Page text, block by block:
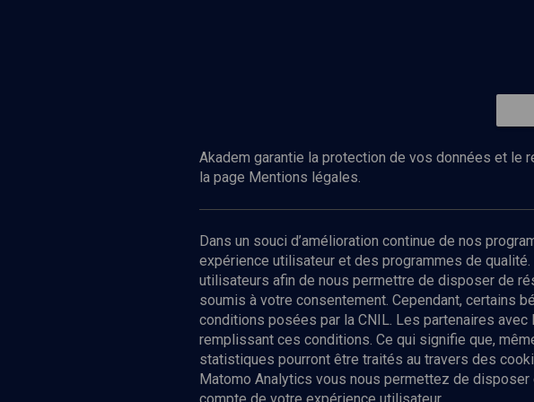
Abonnez-
Akadem garantie la protection de vos données et le
la page Mentions légales.
Dans un souci d’amélioration continue de nos
expérience utilisateur et des programmes de
utilisateurs afin de nous permettre de disposer de
soumis à votre consentement. Cependant, certains
conditions posées par la CNIL. Les partenaires
remplissant ces conditions. Ce qui signifie que,
statistiques pourront être traités au travers des
Matomo Analytics vous nous permettez de